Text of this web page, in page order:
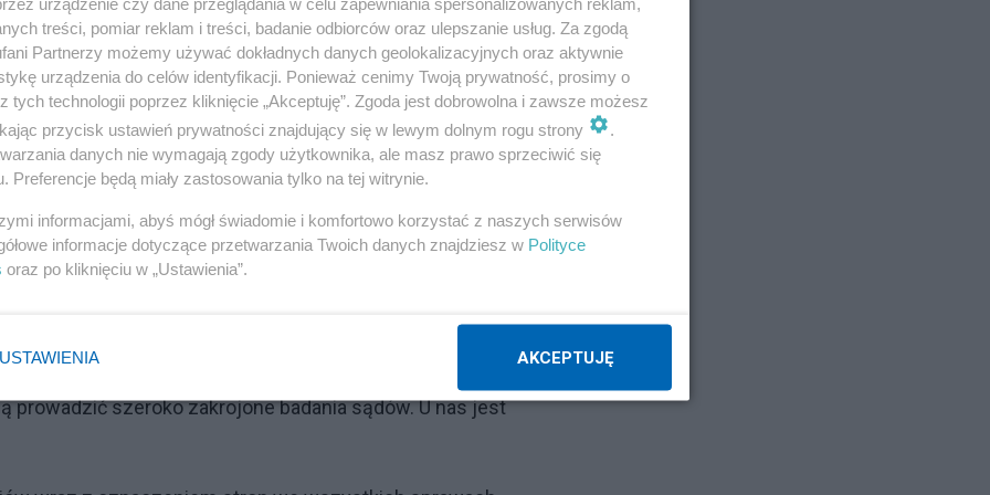
i dokumenty każdej jawnej sprawy. Jawność
w których dokumenty spraw i wyroki można
własnego domu. W Polsce dostęp do
A wyroki jeśli w ogóle są publikowane to
pojęciem wyrok rozumie się w Polsce dokument z
wyroku traktuje się jako nieoczywisty
informacji tworzony przez publicznie dostępne
sędziów i ich decyzji osobom z poza elity sądowo
się dzień po dniu w publicznie dostępnych
orzekaniu i organizacji sądów. Mając dostęp do
prowadzić szeroko zakrojone badania sądów. U nas jest
treści, pomiar reklam i treści, badanie odbiorców oraz ulepszanie usług. Za zgodą
Partnerzy możemy używać dokładnych danych geolokalizacyjnych oraz aktywnie
urządzenia do celów identyfikacji. Ponieważ cenimy Twoją prywatność, prosimy o
tych technologii poprzez kliknięcie „Akceptuję”. Zgoda jest dobrowolna i zawsze możesz
przycisk ustawień prywatności znajdujący się w lewym dolnym rogu strony
.
danych nie wymagają zgody użytkownika, ale masz prawo sprzeciwić się
Preferencje będą miały zastosowania tylko na tej witrynie.
informacjami, abyś mógł świadomie i komfortowo korzystać z naszych serwisów
informacje dotyczące przetwarzania Twoich danych znajdziesz w Polityce
oraz po kliknięciu w „Ustawienia”.
USTAWIENIA AKCEPTUJĘ